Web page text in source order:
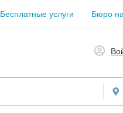
Бесплатные услуги Бюро